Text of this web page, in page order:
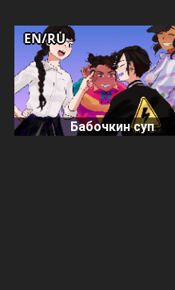
Бабочкин суп
EN/RU